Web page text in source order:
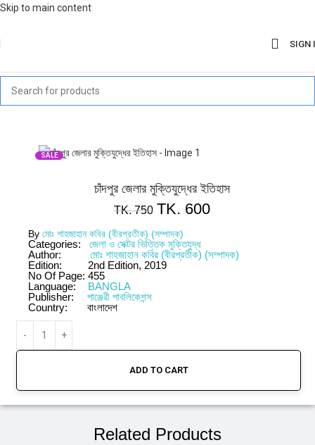
Skip to main content
SIGN
SALE
চাঁদপুর জেলার মুক্তিযুদ্ধের ইতিহাস
TK.750 TK. 600
By মোঃ শাহজাহান কবির (বীরপ্রতীক) (সম্পাদক)
Categories:
জেলা ও সেক্টর ভিত্তিক মুক্তিযুদ্ধ
Author:
মোঃ শাহজাহান কবির (বীরপ্রতীক) (সম্পাদক)
Edition:
2nd Edition, 2019
No Of Page: 455
Language:
BANGLA
Publisher:
পাঞ্জেরী পাবলিকেশন্স
Country:
বাংলাদেশ
ADD TO CART
Related Products